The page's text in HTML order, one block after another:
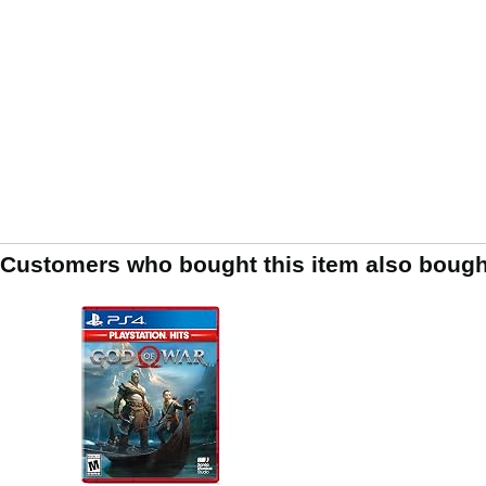
Customers who bought this item also